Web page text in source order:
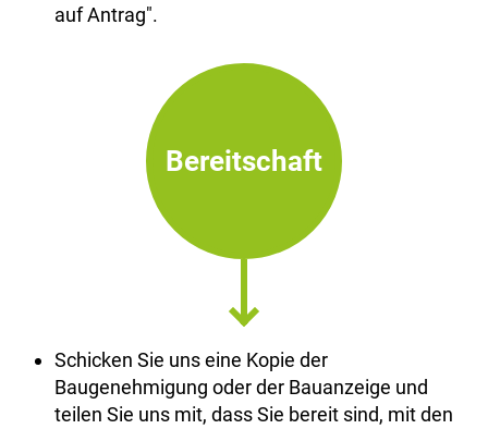
auf Antrag".
Bereitschaft
Schicken Sie uns eine Kopie der
Baugenehmigung oder der Bauanzeige und
teilen Sie uns mit, dass Sie bereit sind, mit den